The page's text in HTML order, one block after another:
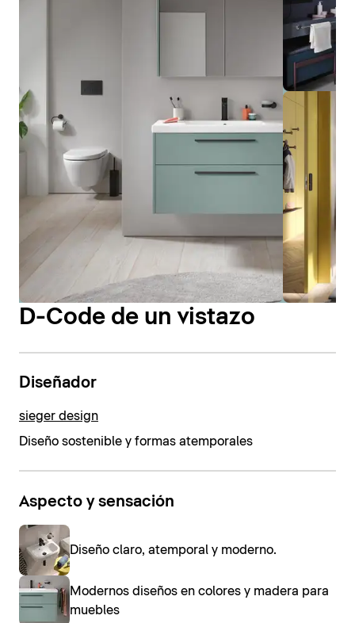
D-Code de un vistazo
Diseñador
sieger design
Diseño sostenible y formas atemporales
Aspecto y sensación
Diseño claro, atemporal y moderno.
Modernos diseños en colores y madera para
muebles